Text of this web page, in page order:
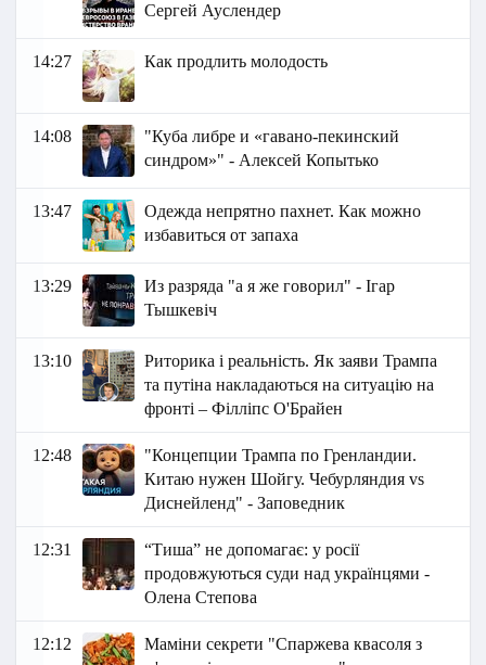
Сергей Ауслендер
14:27 Как продлить молодость
14:08
"Куба либре и «гавано-пекинский
синдром»" - Алексей Копытько
13:47
Одежда непрятно пахнет. Как можно
избавиться от запаха
13:29
Из разряда "а я же говорил" - Ігар
Тышкевіч
13:10
Риторика і реальність. Як заяви Трампа
та путіна накладаються на ситуацію на
фронті – Філліпс О'Брайен
12:48
"Концепции Трампа по Гренландии.
Китаю нужен Шойгу. Чебурляндия vs
Диснейленд" - Заповедник
12:31
“Тиша” не допомагає: у росії
продовжуються суди над українцями -
Олена Степова
12:12
Маміни секрети "Спаржева квасоля з